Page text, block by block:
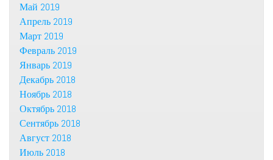
Май 2019
Апрель 2019
Март 2019
Февраль 2019
Январь 2019
Декабрь 2018
Ноябрь 2018
Октябрь 2018
Сентябрь 2018
Август 2018
Июль 2018